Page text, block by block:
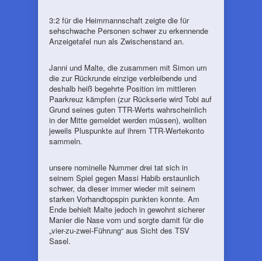
3:2 für die Heimmannschaft zeigte die für
sehschwache Personen schwer zu erkennende
Anzeigetafel nun als Zwischenstand an.
Janni und Malte, die zusammen mit Simon um
die zur Rückrunde einzige verbleibende und
deshalb heiß begehrte Position im mittleren
Paarkreuz kämpfen (zur Rückserie wird Tobi auf
Grund seines guten TTR-Werts wahrscheinlich
in der Mitte gemeldet werden müssen), wollten
jeweils Pluspunkte auf ihrem TTR-Wertekonto
sammeln.
unsere nominelle Nummer drei tat sich in
seinem Spiel gegen Massi Habib erstaunlich
schwer, da dieser immer wieder mit seinem
starken Vorhandtopspin punkten konnte. Am
Ende behielt Malte jedoch in gewohnt sicherer
Manier die Nase vorn und sorgte damit für die
„vier-zu-zwei-Führung“ aus Sicht des TSV
Sasel.